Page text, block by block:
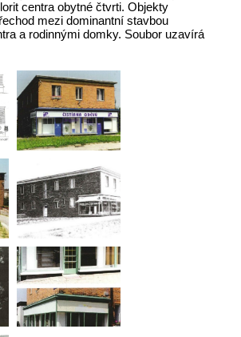
centra obytné čtvrti. Objekty
mezi dominantní stavbou
a rodinnými domky. Soubor uzavírá